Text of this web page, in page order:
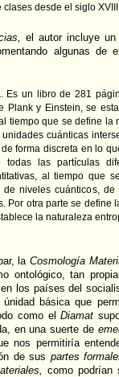
desde el siglo
el autor incluye
algunas de
. Es un libro de 281
Plank y Einstein, se
tiempo que se define la
cuánticas
forma discreta en lo
todas las partículas
al tiempo que
niveles cuánticos,
Por otra parte se define
la naturaleza
laCosmología
ontológico, tan
los países del
básica que
como elDiamat
en una suerte de
nos permitiría
de sus partes
como